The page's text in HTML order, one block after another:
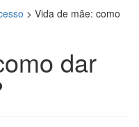
> Vida de mãe: como
dar